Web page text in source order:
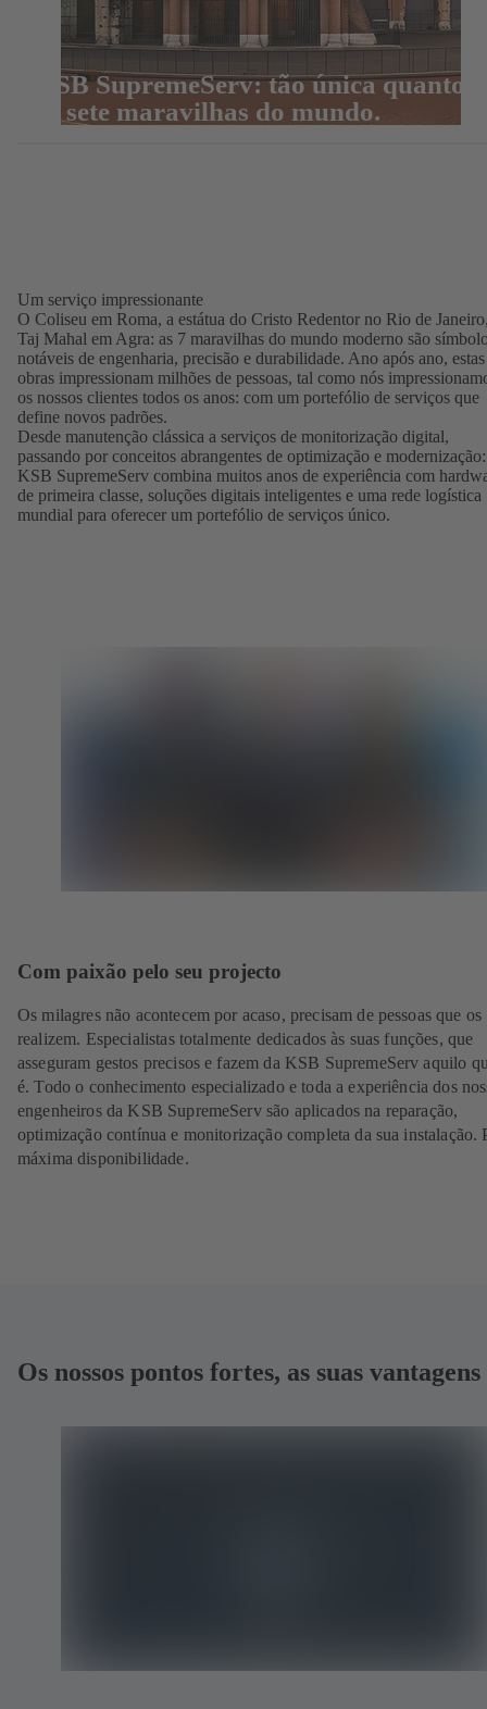
KSB SupremeServ: tão única quanto
as sete maravilhas do mundo.
Um serviço impressionante
O Coliseu em Roma, a estátua do Cristo Redentor no Rio de
Taj Mahal em Agra: as 7 maravilhas do mundo moderno são
notáveis de engenharia, precisão e durabilidade. Ano após ano, estas
obras impressionam milhões de pessoas, tal como nós
os nossos clientes todos os anos: com um portefólio de serviços que
define novos padrões.
Desde manutenção clássica a serviços de monitorização digital,
passando por conceitos abrangentes de optimização e
KSB SupremeServ combina muitos anos de experiência com
de primeira classe, soluções digitais inteligentes e uma rede logística
mundial para oferecer um portefólio de serviços único.
Com paixão pelo seu projecto
Os milagres não acontecem por acaso, precisam de pessoas que os
realizem. Especialistas totalmente dedicados às suas funções, que
asseguram gestos precisos e fazem da KSB SupremeServ aquilo
é. Todo o conhecimento especializado e toda a experiência dos
engenheiros da KSB SupremeServ são aplicados na reparação,
optimização contínua e monitorização completa da sua instalação.
máxima disponibilidade.
Os nossos pontos fortes, as suas vantagens